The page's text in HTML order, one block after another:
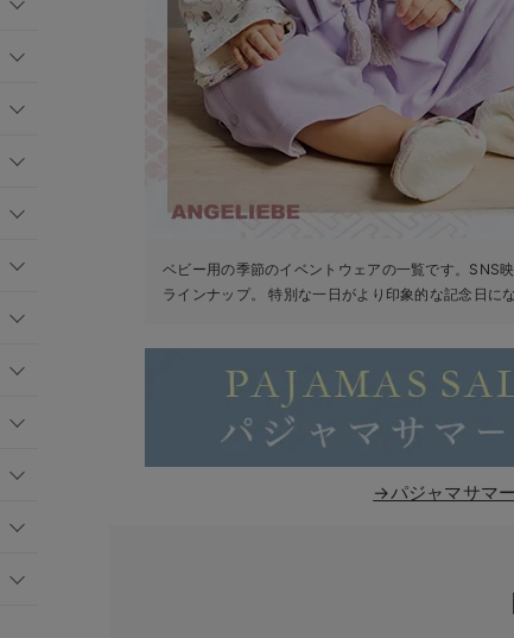
ベビー用の季節のイベントウェアの一覧です。SNS
ラインナップ。 特別な一日がより印象的な記念日に
→パジャマサマ